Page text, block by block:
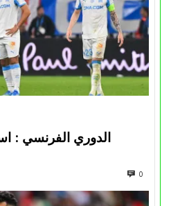
الدوري الفرنسي :
0